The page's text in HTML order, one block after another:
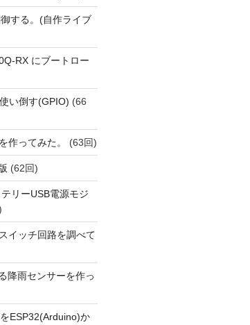
する。(自作ライブ
RX にブートロー
い倒す(GPIO) (66
作ってみた。 (63回)
(62回)
リーUSB電源モジ
イッチ回路を調べて
降雨センサーを作っ
ESP32(Arduino)か